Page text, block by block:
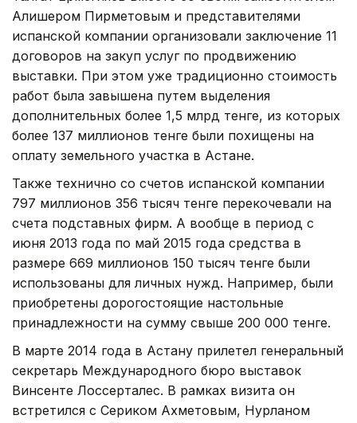
Алишером Пирметовым и представителями
испанской компании организовали заключение 11
договоров на закуп услуг по продвижению
выставки. При этом уже традиционно стоимость
работ была завышена путем выделения
дополнительных более 1,5 млрд тенге, из которых
более 137 миллионов тенге были похищены на
оплату земельного участка в Астане.
Также технично со счетов испанской компании
797 миллионов 356 тысяч тенге перекочевали на
счета подставных фирм. А вообще в период с
июня 2013 года по май 2015 года средства в
размере 669 миллионов 150 тысяч тенге были
использованы для личных нужд. Например, были
приобретены дорогостоящие настольные
принадлежности на сумму свыше 200 000 тенге.
В марте 2014 года в Астану прилетел генеральный
секретарь Международного бюро выставок
Винсенте Лоссерталес. В рамках визита он
встретился с Сериком Ахметовым, Нурланом